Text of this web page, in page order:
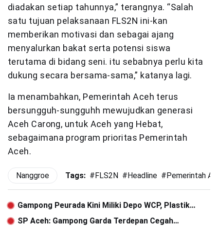
diadakan setiap tahunnya,” terangnya. “Salah
satu tujuan pelaksanaan FLS2N ini-kan
memberikan motivasi dan sebagai ajang
menyalurkan bakat serta potensi siswa
terutama di bidang seni. itu sebabnya perlu kita
dukung secara bersama-sama,” katanya lagi.
Ia menambahkan, Pemerintah Aceh terus
bersungguh-sungguhh mewujudkan generasi
Aceh Carong, untuk Aceh yang Hebat,
sebagaimana program prioritas Pemerintah
Aceh.
Nanggroe Tags: # FLS2N # Headline # Pemerintah
Gampong Peurada Kini Miliki Depo WCP, Plastik
Didaur Ulang Jadi Kerajinan
SP Aceh: Gampong Garda Terdepan Cegah